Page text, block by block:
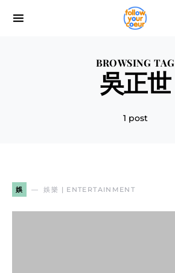
BROWSING TAG
吳正世
1 post
娛 娛樂 | ENTERTAINMENT